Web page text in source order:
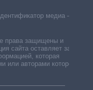
медиа –
права защищены и
сайта оставляет за
которая
или авторами которой